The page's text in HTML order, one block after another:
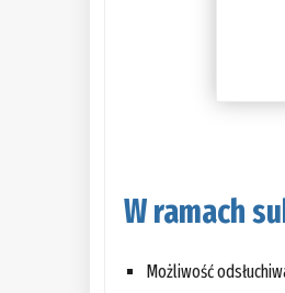
W ramach
Możliwość